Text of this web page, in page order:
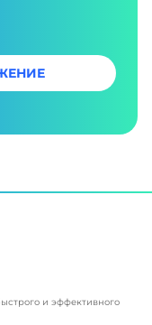
и эффективного